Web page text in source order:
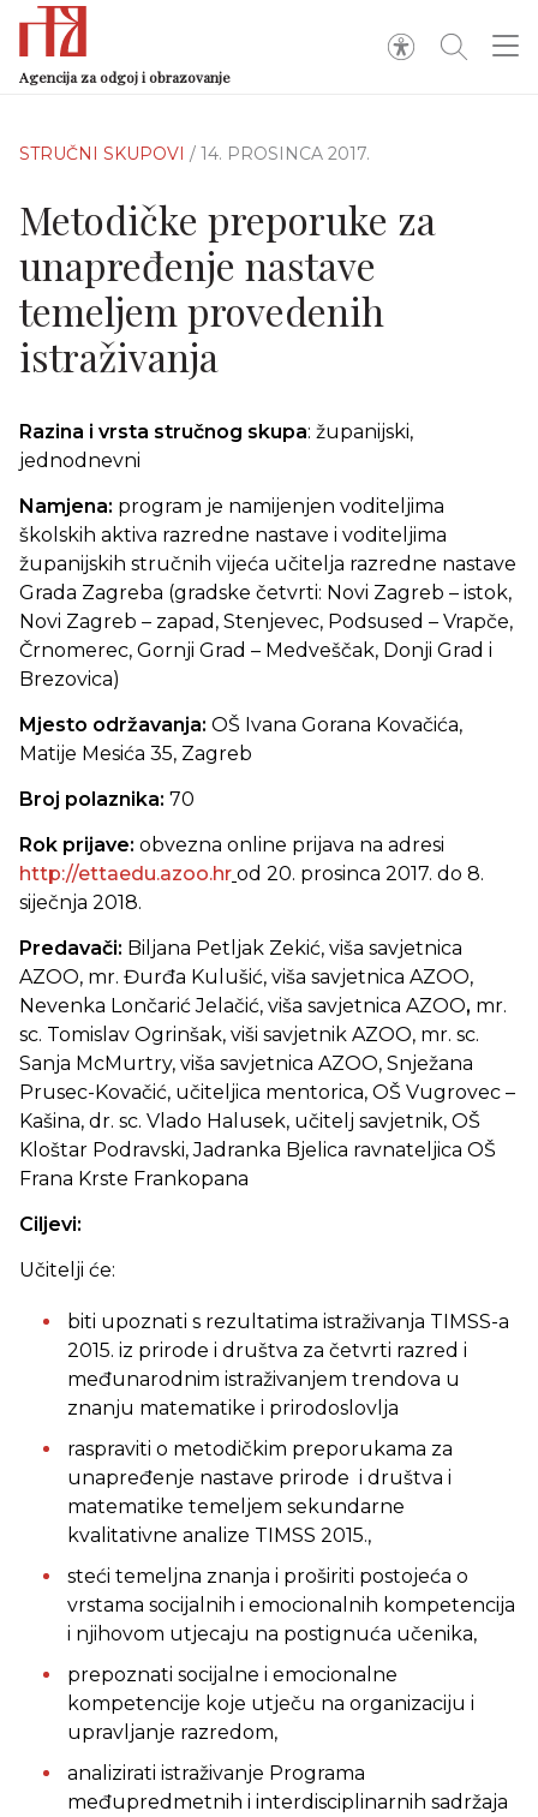
Agencija za odgoj i obrazovanje
STRUČNI SKUPOVI / 14. PROSINCA 2017.
Metodičke preporuke za
unapređenje nastave
temeljem provedenih
istraživanja
Razina i vrsta stručnog skupa: županijski,
jednodnevni
Namjena: program je namijenjen voditeljima
školskih aktiva razredne nastave i voditeljima
županijskih stručnih vijeća učitelja razredne nastave
Grada Zagreba (gradske četvrti: Novi Zagreb – istok,
Novi Zagreb – zapad, Stenjevec, Podsused – Vrapče,
Črnomerec, Gornji Grad – Medveščak, Donji Grad i
Brezovica)
Mjesto održavanja: OŠ Ivana Gorana Kovačića,
Matije Mesića 35, Zagreb
Broj polaznika: 70
Rok prijave: obvezna online prijava na adresi
http://ettaedu.azoo.hr od 20. prosinca 2017. do 8.
siječnja 2018.
Predavači: Biljana Petljak Zekić, viša savjetnica
AZOO, mr. Đurđa Kulušić, viša savjetnica AZOO,
Nevenka Lončarić Jelačić, viša savjetnica AZOO, mr.
sc. Tomislav Ogrinšak, viši savjetnik AZOO, mr. sc.
Sanja McMurtry, viša savjetnica AZOO, Snježana
Prusec-Kovačić, učiteljica mentorica, OŠ Vugrovec –
Kašina, dr. sc. Vlado Halusek, učitelj savjetnik, OŠ
Kloštar Podravski, Jadranka Bjelica ravnateljica OŠ
Frana Krste Frankopana
Ciljevi:
Učitelji će:
biti upoznati s rezultatima istraživanja TIMSS-a
2015. iz prirode i društva za četvrti razred i
međunarodnim istraživanjem trendova u
znanju matematike i prirodoslovlja
raspraviti o metodičkim preporukama za
unapređenje nastave prirode i društva i
matematike temeljem sekundarne
kvalitativne analize TIMSS 2015.,
steći temeljna znanja i proširiti postojeća o
vrstama socijalnih i emocionalnih kompetencija
i njihovom utjecaju na postignuća učenika,
prepoznati socijalne i emocionalne
kompetencije koje utječu na organizaciju i
upravljanje razredom,
analizirati istraživanje Programa
međupredmetnih i interdisciplinarnih sadržaja